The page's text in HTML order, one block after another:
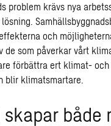
problem krävs nya
och
som påverkar vårt
förbättra ert klimat-
blir klimatsmartare.
både